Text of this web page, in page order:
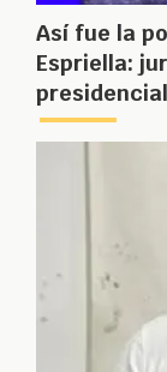
Así fue la
Espriella:
presidencial